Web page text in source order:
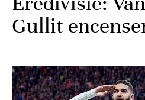
Gullit